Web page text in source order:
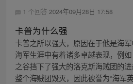
1 个回答 2024年09月28日 17:58
卡普为什么强
卡普之所以强大，原因在于他是海
海军生涯中有着诸多卓越表现，例
之谷挡下了强大的洛克斯海贼团的
整个海贼团毁灭，因此被誉为“海军